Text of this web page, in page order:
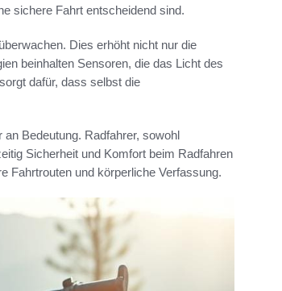
sichere Fahrt entscheidend sind.
Dies erhöht nicht nur die
beinhalten Sensoren, die das Licht des
dafür, dass selbst die
Bedeutung. Radfahrer, sowohl
Sicherheit und Komfort beim Radfahren
Fahrtrouten und körperliche Verfassung.